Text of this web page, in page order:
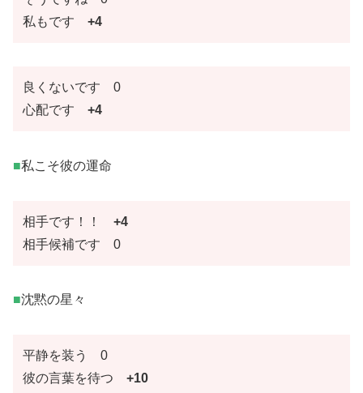
私もです +4
良くないです 0
心配です +4
■私こそ彼の運命
相手です！！ +4
相手候補です 0
■沈黙の星々
平静を装う 0
彼の言葉を待つ +10